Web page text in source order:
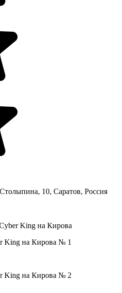
10, Саратов, Россия
King на Кирова